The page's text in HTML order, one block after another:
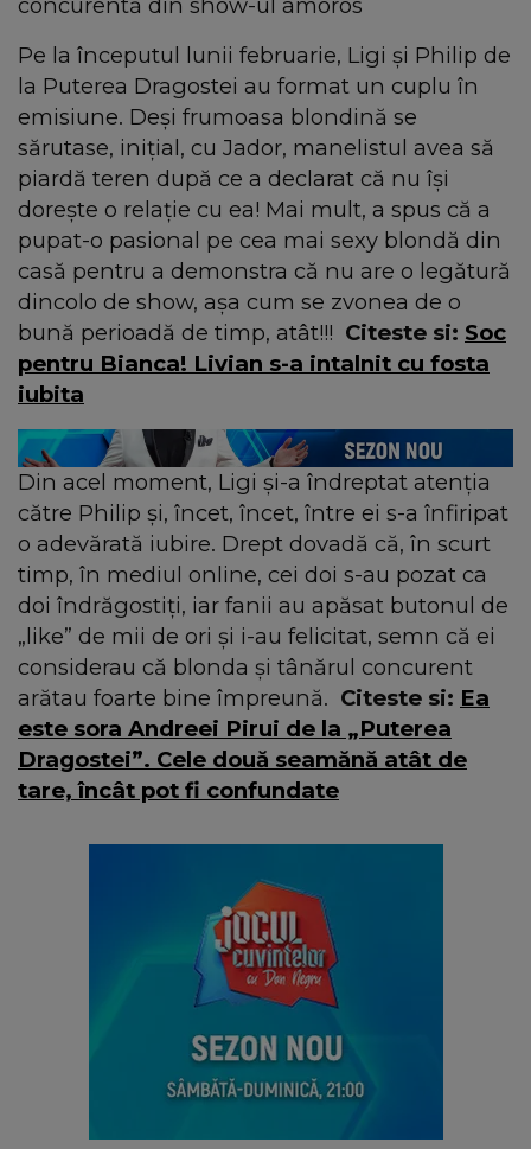
Pe la începutul lunii februarie, Ligi și Philip de
la Puterea Dragostei au format un cuplu în
emisiune. Deși frumoasa blondină se
sărutase, inițial, cu Jador, manelistul avea să
piardă teren după ce a declarat că nu își
dorește o relație cu ea! Mai mult, a spus că a
pupat-o pasional pe cea mai sexy blondă din
casă pentru a demonstra că nu are o legătură
dincolo de show, așa cum se zvonea de o
bună perioadă de timp, atât!!! Citeste si: Soc
pentru Bianca! Livian s-a intalnit cu fosta
iubita
Din acel moment, Ligi și-a îndreptat atenția
către Philip și, încet, încet, între ei s-a înfiripat
o adevărată iubire. Drept dovadă că, în scurt
timp, în mediul online, cei doi s-au pozat ca
doi îndrăgostiți, iar fanii au apăsat butonul de
„like” de mii de ori și i-au felicitat, semn că ei
considerau că blonda și tânărul concurent
arătau foarte bine împreună. Citeste si: Ea
este sora Andreei Pirui de la „Puterea
Dragostei”. Cele două seamănă atât de
tare, încât pot fi confundate